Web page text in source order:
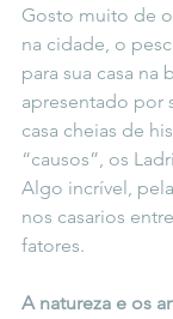
Gosto muito de
na cidade, o
para sua casa na
apresentado por
casa cheias de
“causos”, os
Algo incrível,
nos casarios
fatores.
A natureza e os